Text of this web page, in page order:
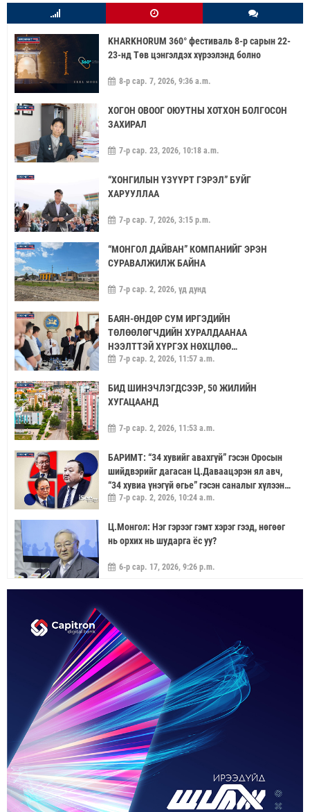
KHARKHORUM 360° фестиваль 8-р сарын 22-
23-нд Төв цэнгэлдэх хүрээлэнд болно
8-р сар. 7, 2026, 9:36 a.m.
ХОГОН ОВООГ ОЮУТНЫ ХОТХОН БОЛГОСОН
ЗАХИРАЛ
7-р сар. 23, 2026, 10:18 a.m.
“ХОНГИЛЫН ҮЗҮҮРТ ГЭРЭЛ” БУЙГ
ХАРУУЛЛАА
7-р сар. 7, 2026, 3:15 p.m.
“МОНГОЛ ДАЙВАН” КОМПАНИЙГ ЭРЭН
СУРАВАЛЖИЛЖ БАЙНА
7-р сар. 2, 2026, үд дунд
БАЯН-ӨНДӨР СУМ ИРГЭДИЙН
ТӨЛӨӨЛӨГЧДИЙН ХУРАЛДААНАА
НЭЭЛТТЭЙ ХҮРГЭХ НӨХЦЛӨӨ
САЙЖРУУЛААЧ
7-р сар. 2, 2026, 11:57 a.m.
БИД ШИНЭЧЛЭГДСЭЭР, 50 ЖИЛИЙН
ХУГАЦААНД
7-р сар. 2, 2026, 11:53 a.m.
БАРИМТ: “34 хувийг авахгүй” гэсэн Оросын
шийдвэрийг дагасан Ц.Даваацэрэн ял авч,
“34 хувиа үнэгүй өгье” гэсэн саналыг хүлээн
аваагүй хүмүүс хариуцлагагүй үлдэв
7-р сар. 2, 2026, 10:24 a.m.
Ц.Монгол: Нэг гэрээг гэмт хэрэг гээд, нөгөөг
нь орхих нь шударга ёс уу?
6-р сар. 17, 2026, 9:26 p.m.
ҮЙЛДВЭРИЙН ХЭДЭН ХУВИЙГ ЭЗЭМШИХ ВЭ
ГЭДЭГ АСУУДАЛ ГАРЧ ИРНЭ
5-р сар. 21, 2026, 11:40 a.m.
ЗУУН НАСЫГ ДАВСАН “ХӨВЧИЙН ХӨХ
ГОНИО” АЛДАРТАЙ Д.ГОНЧИГДАГВА
2-р сар. 17, 2026, 10:38 a.m.
ОРОН НУТАГТ ГАЗАР ОЛГОХ ЭРХ МЭДЛИЙГ
ШИЛЖҮҮЛНЭ
1-р сар. 19, 2026, 10:54 a.m.
ТЭТГЭВРИЙН ЗЭЭЛИЙН ХҮҮГ БУУРУУЛАХ,